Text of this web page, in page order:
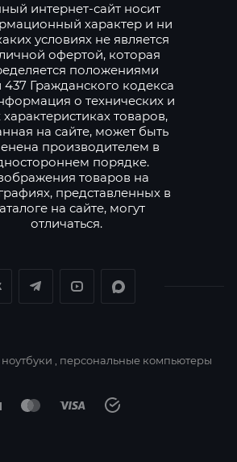
интернет-сайт носит
характер и ни
условиях не является
офертой, которая
положениями
437 Гражданского кодекса
о технических и
товаров,
на сайте, может быть
производителем в
порядке.
товаров на
представленных в
на сайте, могут
отличаться.
, персональные компьютеры